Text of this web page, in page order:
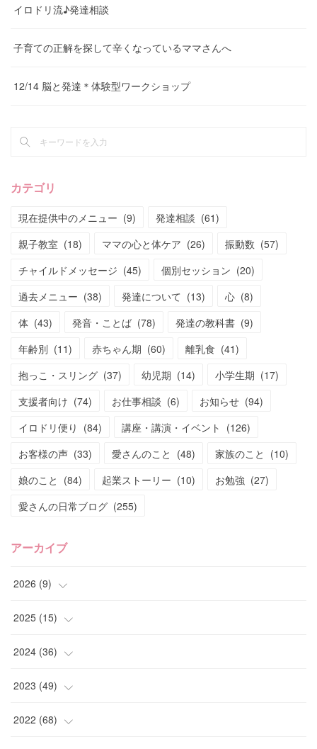
イロドリ流♪発達相談
子育ての正解を探して辛くなっているママさんへ
12/14 脳と発達＊体験型ワークショップ
カテゴリ
現在提供中のメニュー (9) 発達相談 (61)
親子教室 (18) ママの心と体ケア (26) 振動数 (57)
チャイルドメッセージ (45) 個別セッション (20)
過去メニュー (38) 発達について (13) 心 (8)
体 (43) 発音・ことば (78) 発達の教科書 (9)
年齢別 (11) 赤ちゃん期 (60) 離乳食 (41)
抱っこ・スリング (37) 幼児期 (14) 小学生期 (17)
支援者向け (74) お仕事相談 (6) お知らせ (94)
イロドリ便り (84) 講座・講演・イベント (126)
お客様の声 (33) 愛さんのこと (48) 家族のこと (10)
娘のこと (84) 起業ストーリー (10) お勉強 (27)
愛さんの日常ブログ (255)
アーカイブ
2026 (9)
(4)
(2)
(1)
(2)
2025 (15)
(4)
(2)
(2)
2024 (36)
(2)
(2)
2023 (49)
(1)
2022 (68)